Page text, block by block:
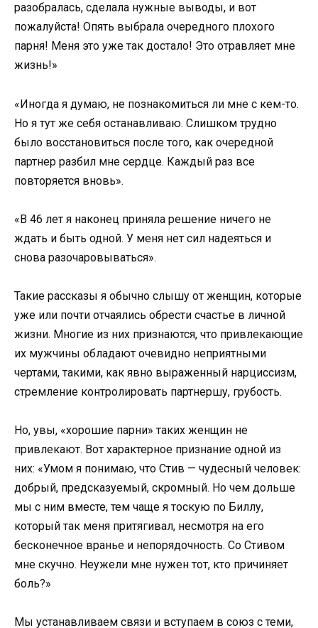
разобралась, сделала нужные выводы, и вот
пожалуйста! Опять выбрала очередного плохого
парня! Меня это уже так достало! Это отравляет мне
жизнь!»
«Иногда я думаю, не познакомиться ли мне с кем-то.
Но я тут же себя останавливаю. Слишком трудно
было восстановиться после того, как очередной
партнер разбил мне сердце. Каждый раз все
повторяется вновь».
«В 46 лет я наконец приняла решение ничего не
ждать и быть одной. У меня нет сил надеяться и
снова разочаровываться».
Такие рассказы я обычно слышу от женщин, которые
уже или почти отчаялись обрести счастье в личной
жизни. Многие из них признаются, что привлекающие
их мужчины обладают очевидно неприятными
чертами, такими, как явно выраженный нарциссизм,
стремление контролировать партнершу, грубость.
Но, увы, «хорошие парни» таких женщин не
привлекают. Вот характерное признание одной из
них: «Умом я понимаю, что Стив — чудесный человек:
добрый, предсказуемый, скромный. Но чем дольше
мы с ним вместе, тем чаще я тоскую по Биллу,
который так меня притягивал, несмотря на его
бесконечное вранье и непорядочность. Со Стивом
мне скучно. Неужели мне нужен тот, кто причиняет
боль?»
Мы устанавливаем связи и вступаем в союз с теми,